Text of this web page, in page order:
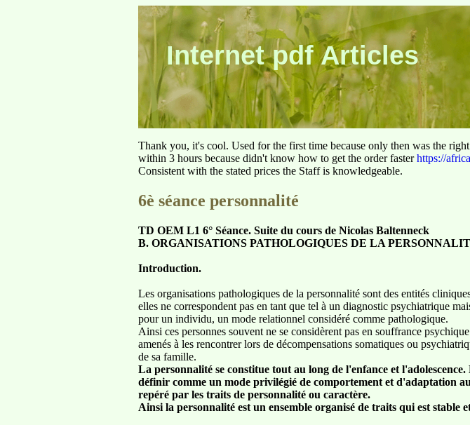
Internet pdf Articles
Thank you, it's cool. Used for the first time because only then was the
within 3 hours because didn't know how to get the order fasterhttps://
Consistent with the stated prices the Staff is knowledgeable.
6è séance personnalité
TD OEM L1 6° Séance. Suite du cours de Nicolas Baltenneck
B. ORGANISATIONS PATHOLOGIQUES DE LA
Introduction.
Les organisations pathologiques de la personnalité sont des entités
elles ne correspondent pas en tant que tel à un diagnostic psychiatrique
pour un individu, un mode relationnel considéré comme pathologique.
Ainsi ces personnes souvent ne se considèrent pas en souffrance
amenés à les rencontrer lors de décompensations somatiques ou
de sa famille.
La personnalité se constitue tout au long de l'enfance et l'adolescence.
définir comme un mode privilégié de comportement et d'adaptation
repéré par les traits de personnalité ou caractère.
Ainsi la personnalité est un ensemble organisé de traits qui est stable